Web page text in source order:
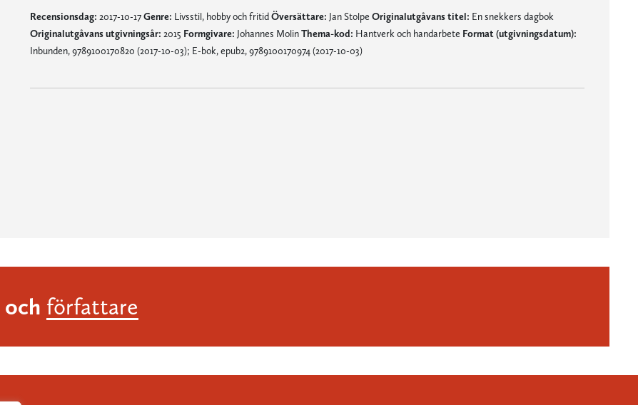
Recensionsdag: 2017-10-17Genre: Livsstil, hobby och fritidÖversättare: Jan Stolpe Originalutgåvans titel: En snekkers dagbok
Originalutgåvans utgivningsår: 2015 Formgivare: Johannes MolinThema-kod: Hantverk och handarbete Format (utgivningsdatum):
Inbunden, 9789100170820 (2017-10-03); E-bok, epub2, 9789100170974 (2017-10-03)
och författare